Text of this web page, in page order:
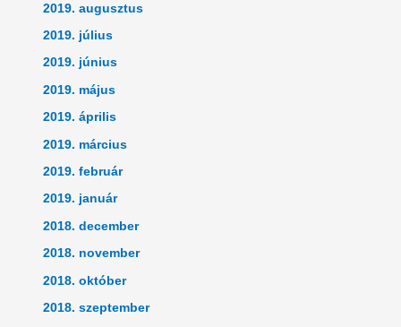
2019. augusztus
2019. július
2019. június
2019. május
2019. április
2019. március
2019. február
2019. január
2018. december
2018. november
2018. október
2018. szeptember